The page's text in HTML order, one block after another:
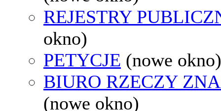
REJESTRY
okno)
PETYCJE (nowe okno)
BIURO RZECZY
(nowe okno)